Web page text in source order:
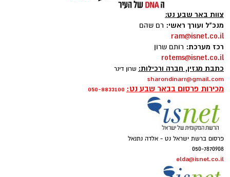
צוות באר שבע נט:
מנכ"ל ועורך ראשי: רם שהם
ram@isnet.co.il
רכז מערכת: רותם שרון
rotems@isnet.co.il
כתבת מגזין, חברה ורכילות: שרון דינר
sharondinarr@gmail.com
מכירות פרסום בבאר שבע נט: 050-8833100
פרסום ברשת ישראל נט - אלדה נתנאל
050-7870908
elda@isnet.co.il